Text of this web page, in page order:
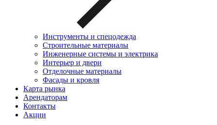
Инструменты и спецодежда
Строительные материалы
Инженерные системы и электрика
Интерьер и двери
Отделочные материалы
Фасады и кровля
Карта рынка
Арендаторам
Контакты
Акции